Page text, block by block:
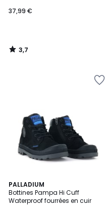
37,99 €
3,7
/
PALLADIUM
Bottines Pampa Hi Cuff
Waterproof fourrées en cuir
4
/
5